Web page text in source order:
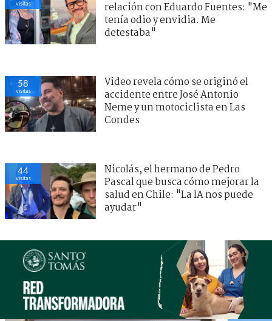
visitas
relación con Eduardo Fuentes: "Me
tenía odio y envidia. Me
detestaba"
58
visitas
Video revela cómo se originó el
accidente entre José Antonio
Neme y un motociclista en Las
Condes
44
visitas
Nicolás, el hermano de Pedro
Pascal que busca cómo mejorar la
salud en Chile: "La IA nos puede
ayudar"